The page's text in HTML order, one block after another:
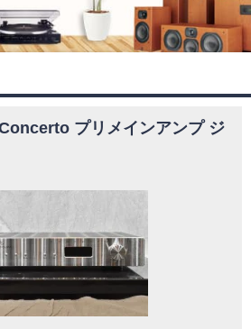
プリメインアンプ ジ